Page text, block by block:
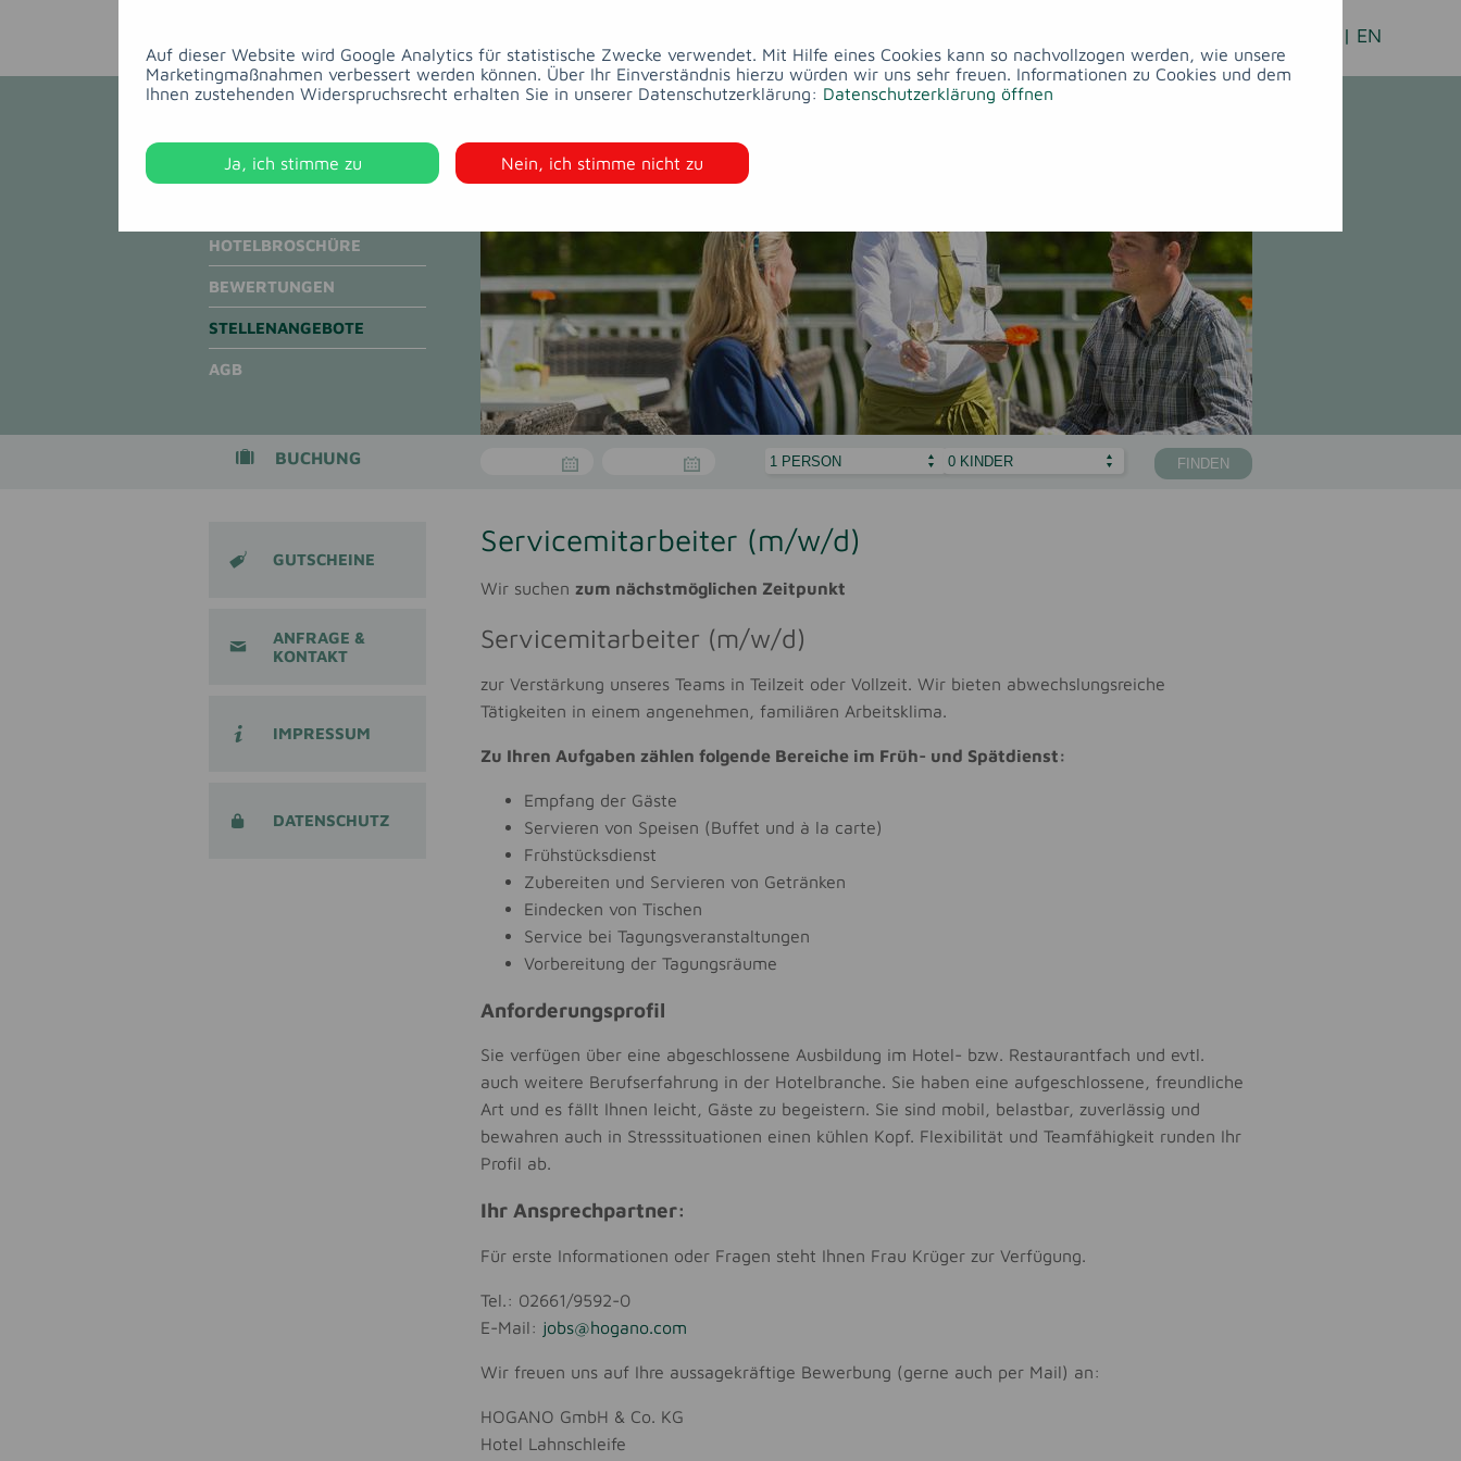
TRINKEN
BEAUTY
KULTUR
TAGUNGEN
| EN
ANFAHRT
HOTELBROSCHÜRE
BEWERTUNGEN
STELLENANGEBOTE
AGB
BUCHUNG
GUTSCHEINE
ANFRAGE &
KONTAKT
IMPRESSUM
DATENSCHUTZ
Servicemitarbeiter (m/w/d)
Wir suchen zum nächstmöglichen Zeitpunkt
Servicemitarbeiter (m/w/d)
zur Verstärkung unseres Teams in Teilzeit oder Vollzeit. Wir bieten abwechslungsreiche
Tätigkeiten in einem angenehmen, familiären Arbeitsklima.
Zu Ihren Aufgaben zählen folgende Bereiche im Früh- und Spätdienst:
Empfang der Gäste
Servieren von Speisen (Buffet und à la carte)
Frühstücksdienst
Zubereiten und Servieren von Getränken
Eindecken von Tischen
Service bei Tagungsveranstaltungen
Vorbereitung der Tagungsräume
Anforderungsprofil
Sie verfügen über eine abgeschlossene Ausbildung im Hotel- bzw. Restaurantfach und evtl.
auch weitere Berufserfahrung in der Hotelbranche. Sie haben eine aufgeschlossene, freundliche
Art und es fällt Ihnen leicht, Gäste zu begeistern. Sie sind mobil, belastbar, zuverlässig und
bewahren auch in Stresssituationen einen kühlen Kopf. Flexibilität und Teamfähigkeit runden Ihr
Profil ab.
Ihr Ansprechpartner:
Für erste Informationen oder Fragen steht Ihnen Frau Krüger zur Verfügung.
Tel.: 02661/9592-0
E-Mail: jobs@hogano.com
Wir freuen uns auf Ihre aussagekräftige Bewerbung (gerne auch per Mail) an:
HOGANO GmbH & Co. KG
Hotel Lahnschleife
Auf dieser Website wird Google Analytics für statistische Zwecke verwendet. Mit Hilfe eines Cookies kann so nachvollzogen werden, wie unsere
Marketingmaßnahmen verbessert werden können. Über Ihr Einverständnis hierzu würden wir uns sehr freuen. Informationen zu Cookies und dem
Ihnen zustehenden Widerspruchsrecht erhalten Sie in unserer Datenschutzerklärung: Datenschutzerklärung öffnen
Ja, ich stimme zu Nein, ich stimme nicht zu